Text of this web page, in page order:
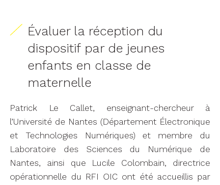
Évaluer la réception du
dispositif par de jeunes
enfants en classe de
maternelle
Patrick Le Callet, enseignant-chercheur à
l’Université de Nantes (Département Électronique
et Technologies Numériques) et membre du
Laboratoire des Sciences du Numérique de
Nantes, ainsi que Lucile Colombain, directrice
opérationnelle du RFI OIC ont été accueillis par